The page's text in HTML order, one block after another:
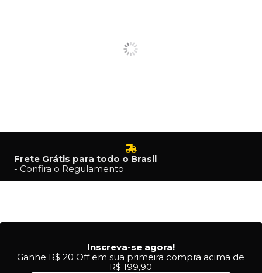
Frete Grátis para todo o Brasil
- Confira o Regulamento
Inscreva-se agora!
Ganhe R$ 20 Off em sua primeira compra acima de
R$ 199,90